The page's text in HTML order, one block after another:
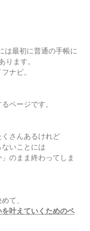
は最初に普通の手帳に
ります。
ナビ。
ページです。
さんあるけれど
ないことには
のまま終わってしま
て、
叶えていくためのペ